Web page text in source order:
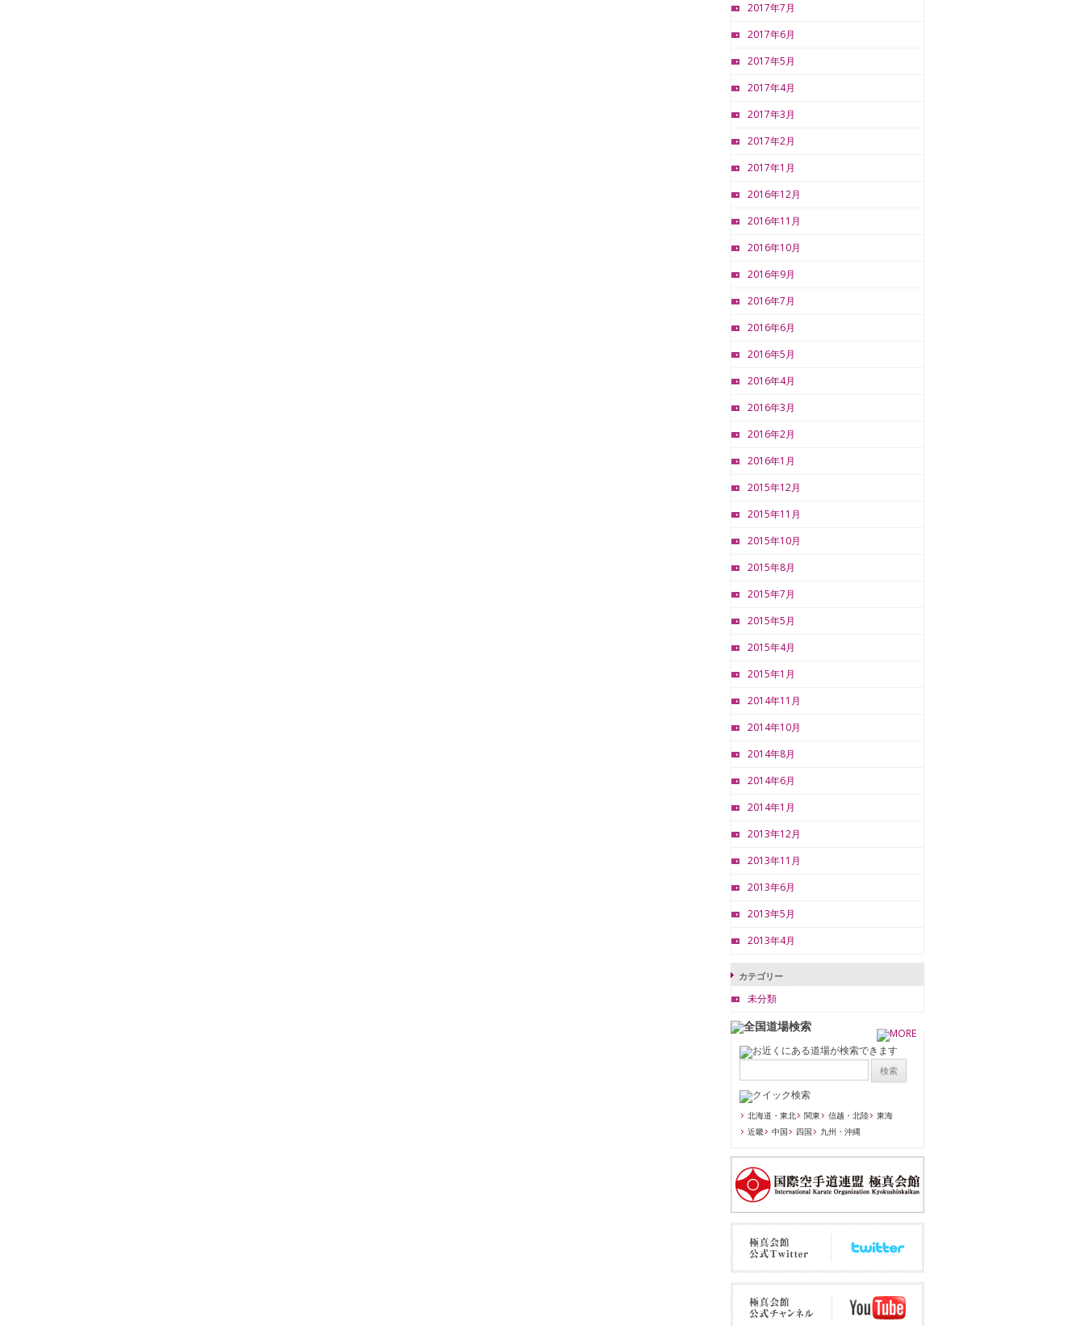
2017年7月
2017年6月
2017年5月
2017年4月
2017年3月
2017年2月
2017年1月
2016年12月
2016年11月
2016年10月
2016年9月
2016年7月
2016年6月
2016年5月
2016年4月
2016年3月
2016年2月
2016年1月
2015年12月
2015年11月
2015年10月
2015年8月
2015年7月
2015年5月
2015年4月
2015年1月
2014年11月
2014年10月
2014年8月
2014年6月
2014年1月
2013年12月
2013年11月
2013年6月
2013年5月
2013年4月
カテゴリー
未分類
北海道・東北 関東 信越・北陸
東海
近畿
中国 四国 九州・沖縄